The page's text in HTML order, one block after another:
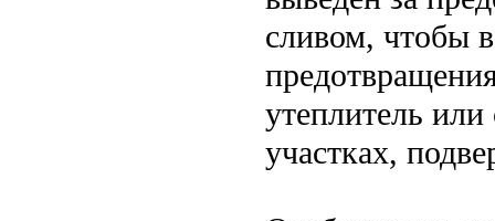
сливом, чтобы
утеплитель
участках,